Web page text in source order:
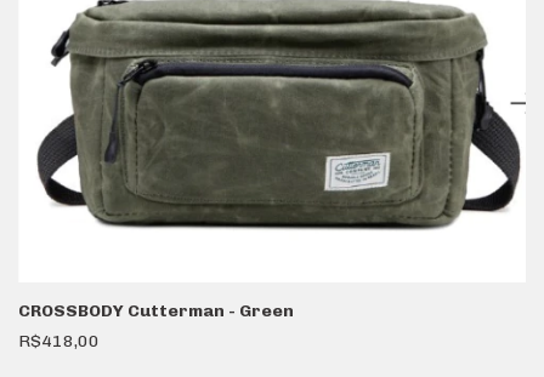
CROSSBODY Cutterman - Green
R$418,00